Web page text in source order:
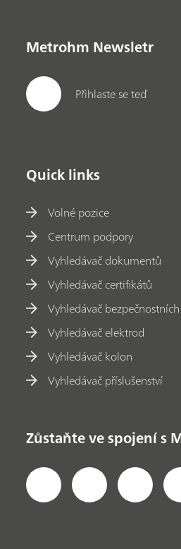
Metrohm Newsletr
Přihlaste se teď
Quick links
Volné pozice
Centrum podpory
Vyhledávač dokumentů
Vyhledávač certifikátů
Vyhledávač
Vyhledávač elektrod
Vyhledávač kolon
Vyhledávač příslušenství
Zůstaňte ve spojení s